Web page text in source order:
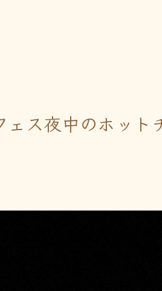
ス夜中のホット